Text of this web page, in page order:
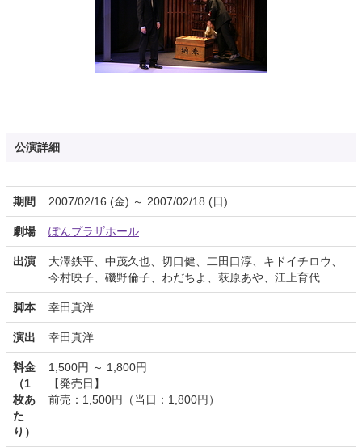
公演詳細
期間 2007/02/16 (金) ～ 2007/02/18 (日)
劇場 ぽんプラザホール
出演
大澤鉄平、中茂久也、切口健、二田口淳、キドイチロウ、
今村映子、磯野倫子、わだちよ、萩原あや、江上育代
脚本 幸田真洋
演出 幸田真洋
料金
（1
枚あ
た
り）
1,500円 ～ 1,800円
【発売日】
前売：1,500円（当日：1,800円）